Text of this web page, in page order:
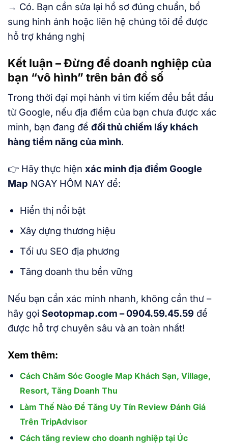
→ Có. Bạn cần sửa lại hồ sơ đúng chuẩn, bổ
sung hình ảnh hoặc liên hệ chúng tôi để được
hỗ trợ kháng nghị
Kết luận – Đừng để doanh nghiệp của
bạn “vô hình” trên bản đồ số
Trong thời đại mọi hành vi tìm kiếm đều bắt đầu
từ Google, nếu địa điểm của bạn chưa được xác
minh, bạn đang để đối thủ chiếm lấy khách
hàng tiềm năng của mình.
👉 Hãy thực hiện xác minh địa điểm Google
Map NGAY HÔM NAY để:
Hiển thị nổi bật
Xây dựng thương hiệu
Tối ưu SEO địa phương
Tăng doanh thu bền vững
Nếu bạn cần xác minh nhanh, không cần thư –
hãy gọi Seotopmap.com – 0904.59.45.59 để
được hỗ trợ chuyên sâu và an toàn nhất!
Xem thêm:
Cách Chăm Sóc Google Map Khách Sạn, Village,
Resort, Tăng Doanh Thu
Làm Thế Nào Để Tăng Uy Tín Review Đánh Giá
Trên TripAdvisor
Cách tăng review cho doanh nghiệp tại Úc